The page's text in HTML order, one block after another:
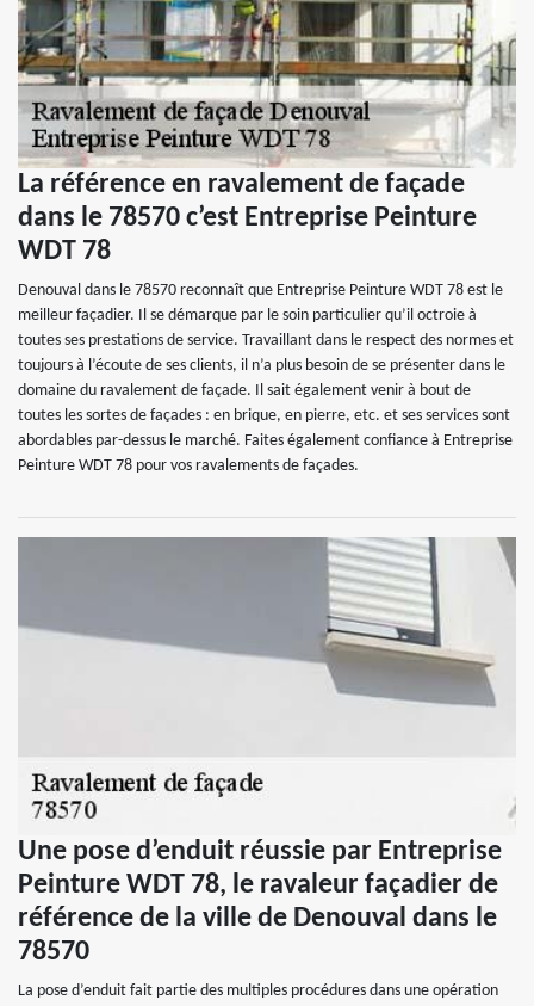
La référence en ravalement de façade
dans le 78570 c’est Entreprise Peinture
WDT 78
Denouval dans le 78570 reconnaît que Entreprise Peinture WDT 78 est le
meilleur façadier. Il se démarque par le soin particulier qu’il octroie à
toutes ses prestations de service. Travaillant dans le respect des normes et
toujours à l’écoute de ses clients, il n’a plus besoin de se présenter dans le
domaine du ravalement de façade. Il sait également venir à bout de
toutes les sortes de façades : en brique, en pierre, etc. et ses services sont
abordables par-dessus le marché. Faites également confiance à Entreprise
Peinture WDT 78 pour vos ravalements de façades.
Une pose d’enduit réussie par Entreprise
Peinture WDT 78, le ravaleur façadier de
référence de la ville de Denouval dans le
78570
La pose d’enduit fait partie des multiples procédures dans une opération